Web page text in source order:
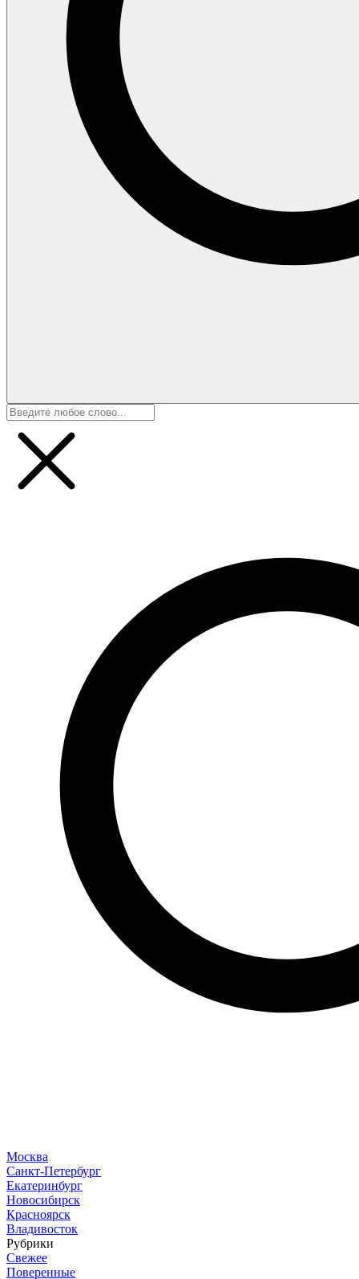
Москва
Санкт-Петербург
Екатеринбург
Новосибирск
Красноярск
Владивосток
Рубрики
Свежее
Поверенные